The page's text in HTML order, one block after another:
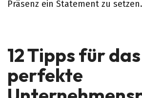
Präsenz ein Statement zu
12 Tipps für das
perfekte